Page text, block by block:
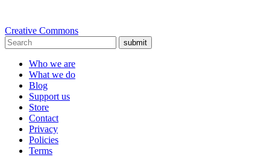
Creative Commons
submit
Who we are
What we do
Blog
Support us
Store
Contact
Privacy
Policies
Terms